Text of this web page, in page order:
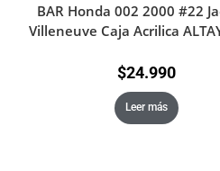
BAR Honda 002 2000 #22
Villeneuve Caja Acrilica
$24.990
Leer más